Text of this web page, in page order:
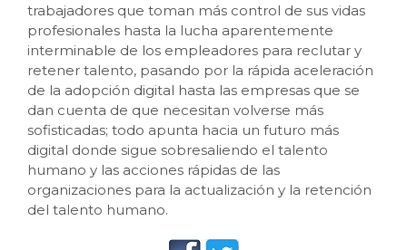
trabajadores que toman más control de sus vidas
profesionales hasta la lucha aparentemente
interminable de los empleadores para reclutar y
retener talento, pasando por la rápida aceleración
de la adopción digital hasta las empresas que se
dan cuenta de que necesitan volverse más
sofisticadas; todo apunta hacia un futuro más
digital donde sigue sobresaliendo el talento
humano y las acciones rápidas de las
organizaciones para la actualización y la retención
del talento humano.